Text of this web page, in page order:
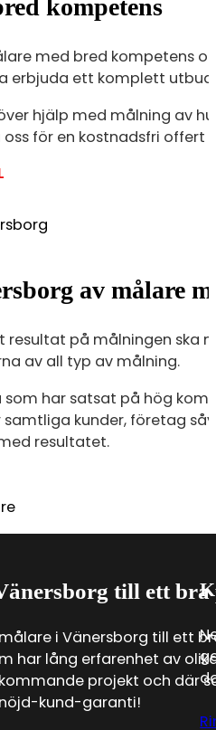
kompetens
med bred kompetens
erbjuda ett komplett
hjälp med målning av
för en kostnadsfri
av målare
resultat på målningen ska
av all typ av målning.
har satsat på hög
kunder, företag
resultatet.
till ett bra
i Vänersborg till ett
har lång erfarenhet av
projekt och där
kund-garanti!